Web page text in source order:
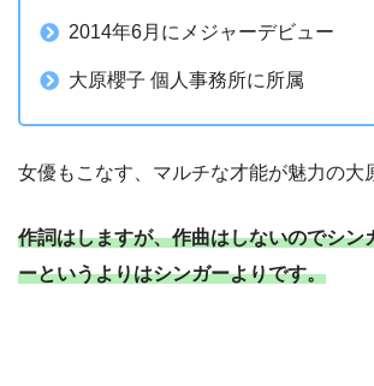
2014年6月にメジャーデビュー
大原櫻子 個人事務所に所属
女優もこなす、マルチな才能が魅力の大
作詞はしますが、作曲はしないのでシン
ーというよりはシンガーよりです。